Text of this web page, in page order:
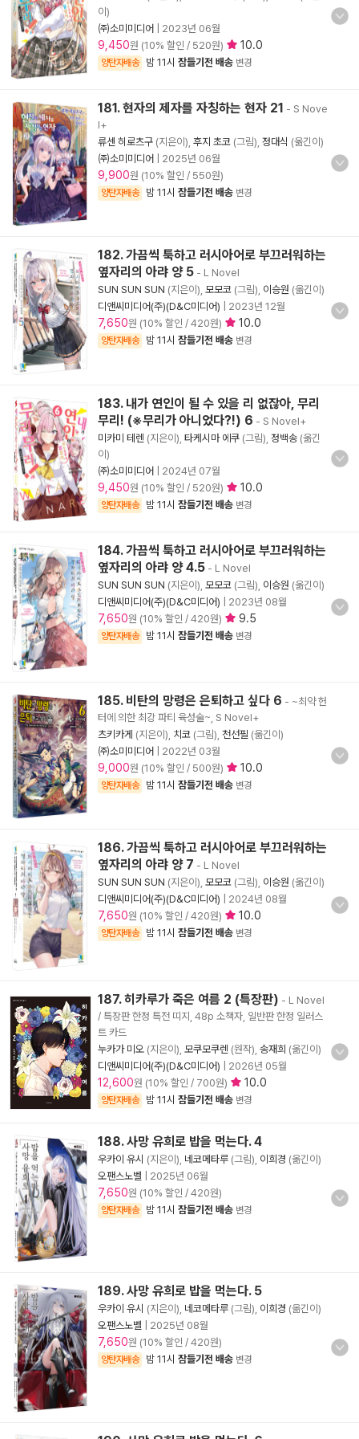
이)
㈜소미미디어
2023년 06월
9,450원 (10% 할인 / 520원) 10.0
양탄자배송 밤 11시 잠들기전 배송 변경
181. 현자의 제자를 자칭하는 현자 21 - S Nove
l+
류센 히로츠구 (지은이), 후지 초코 (그림), 정대식 (옮긴이)
㈜소미미디어
2025년 06월
9,900원 (10% 할인 / 550원)
양탄자배송 밤 11시 잠들기전 배송 변경
182. 가끔씩 툭하고 러시아어로 부끄러워하는
옆자리의 아랴 양 5 - L Novel
SUN SUN SUN (지은이), 모모코 (그림), 이승원 (옮긴이)
디앤씨미디어(주)(D&C미디어)
2023년 12월
7,650원 (10% 할인 / 420원) 10.0
양탄자배송 밤 11시 잠들기전 배송 변경
183. 내가 연인이 될 수 있을 리 없잖아, 무리
무리! (※무리가 아니었다?!) 6 - S Novel+
미카미 테렌 (지은이), 타케시마 에쿠 (그림), 정백송 (옮긴
이)
㈜소미미디어
2024년 07월
9,450원 (10% 할인 / 520원) 10.0
양탄자배송 밤 11시 잠들기전 배송 변경
184. 가끔씩 툭하고 러시아어로 부끄러워하는
옆자리의 아랴 양 4.5 - L Novel
SUN SUN SUN (지은이), 모모코 (그림), 이승원 (옮긴이)
디앤씨미디어(주)(D&C미디어)
2023년 08월
7,650원 (10% 할인 / 420원) 9.5
양탄자배송 밤 11시 잠들기전 배송 변경
185. 비탄의 망령은 은퇴하고 싶다 6 - ~최약 헌
터에 의한 최강 파티 육성술~, S Novel+
츠키카게 (지은이), 치코 (그림), 천선필 (옮긴이)
㈜소미미디어
2022년 03월
9,000원 (10% 할인 / 500원) 10.0
양탄자배송 밤 11시 잠들기전 배송 변경
186. 가끔씩 툭하고 러시아어로 부끄러워하는
옆자리의 아랴 양 7 - L Novel
SUN SUN SUN (지은이), 모모코 (그림), 이승원 (옮긴이)
디앤씨미디어(주)(D&C미디어)
2024년 08월
7,650원 (10% 할인 / 420원) 10.0
양탄자배송 밤 11시 잠들기전 배송 변경
187. 히카루가 죽은 여름 2 (특장판) - L Novel
/ 특장판 한정 특전 띠지, 48p 소책자, 일반판 한정 일러스
트 카드
누카가 미오 (지은이), 모쿠모쿠렌 (원작), 송재희 (옮긴이)
디앤씨미디어(주)(D&C미디어)
2026년 05월
12,600원 (10% 할인 / 700원) 10.0
양탄자배송 밤 11시 잠들기전 배송 변경
188. 사망 유희로 밥을 먹는다. 4
우카이 유시 (지은이), 네코메타루 (그림), 이희경 (옮긴이)
오팬스노벨
2025년 06월
7,650원 (10% 할인 / 420원)
양탄자배송 밤 11시 잠들기전 배송 변경
189. 사망 유희로 밥을 먹는다. 5
우카이 유시 (지은이), 네코메타루 (그림), 이희경 (옮긴이)
오팬스노벨
2025년 08월
7,650원 (10% 할인 / 420원)
양탄자배송 밤 11시 잠들기전 배송 변경